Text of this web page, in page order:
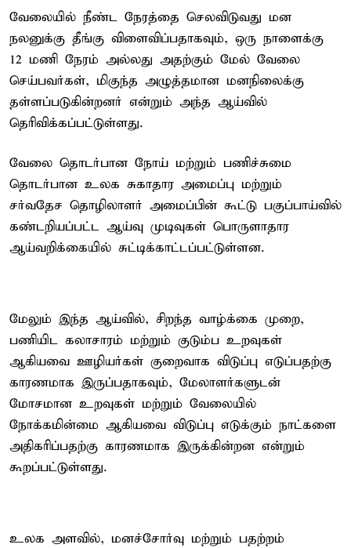
வேலையில் நீண்ட நேரத்தை செலவிடுவது மன
நலனுக்கு தீங்கு விளைவிப்பதாகவும், ஒரு நாளைக்கு
12 மணி நேரம் அல்லது அதற்கும் மேல் வேலை
செய்பவர்கள், மிகுந்த அழுத்தமான மனநிலைக்கு
தள்ளப்படுகின்றனர் என்றும் அந்த ஆய்வில்
தெரிவிக்கப்பட்டுள்ளது.
வேலை தொடர்பான நோய் மற்றும் பணிச்சுமை
தொடர்பான உலக சுகாதார அமைப்பு மற்றும்
சர்வதேச தொழிலாளர் அமைப்பின் கூட்டு பகுப்பாய்வில்
கண்டறியப்பட்ட ஆய்வு முடிவுகள் பொருளாதார
ஆய்வறிக்கையில் சுட்டிக்காட்டப்பட்டுள்ளன.
மேலும் இந்த ஆய்வில், சிறந்த வாழ்க்கை முறை,
பணியிட கலாசாரம் மற்றும் குடும்ப உறவுகள்
ஆகியவை ஊழியர்கள் குறைவாக விடுப்பு எடுப்பதற்கு
காரணமாக இருப்பதாகவும், மேலாளர்களுடன்
மோசமான உறவுகள் மற்றும் வேலையில்
நோக்கமின்மை ஆகியவை விடுப்பு எடுக்கும் நாட்களை
அதிகரிப்பதற்கு காரணமாக இருக்கின்றன என்றும்
கூறப்பட்டுள்ளது.
உலக அளவில், மனச்சோர்வு மற்றும் பதற்றம்